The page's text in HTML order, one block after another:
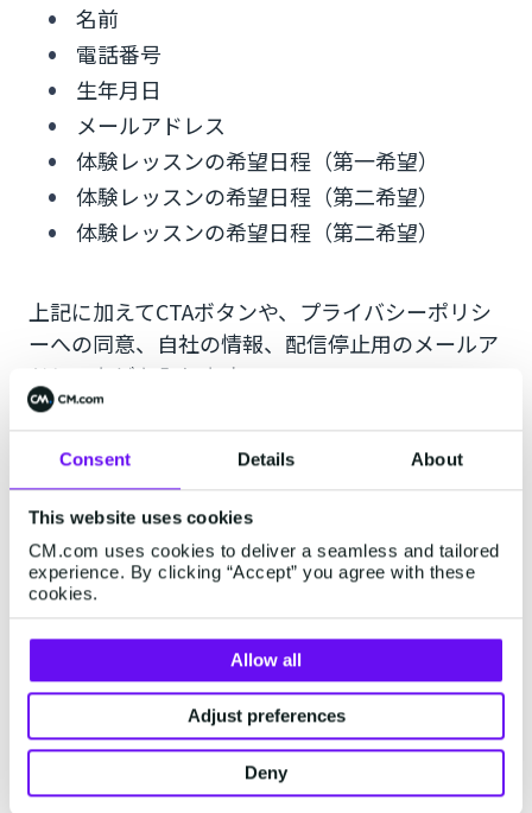
Consent Details About
This website uses cookies
CM.com uses cookies to deliver a seamless and tailored
experience. By clicking “Accept” you agree with these
cookies.
Allow all
Adjust preferences
Deny
名前
電話番号
生年月日
メールアドレス
体験レッスンの希望日程（第一希望）
体験レッスンの希望日程（第二希望）
体験レッスンの希望日程（第二希望）
上記に加えてCTAボタンや、プライバシーポリシ
ーへの同意、自社の情報、配信停止用のメールア
ドレスなども入れます。
2.氏名と電話番号を予め入力した状
態になるよう設定する
質問事項を入れたら、次は、このフォームを受信
者が開いた時に、氏名と電話番号を予め入ってい
る状態になるよう設定していきます。
これは受信者のアクションを最小限に抑えて離脱
を防ぐための大事なポイントです。まず「お名
前」の部分を選択し、右側の詳細設定でこのよう
に入力します。